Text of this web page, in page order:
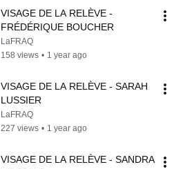
VISAGE DE LA RELÈVE -
FRÉDÉRIQUE BOUCHER
LaFRAQ
158 views • 1 year ago
VISAGE DE LA RELÈVE - SARAH
LUSSIER
LaFRAQ
227 views • 1 year ago
VISAGE DE LA RELÈVE - SANDRA